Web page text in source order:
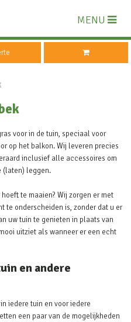
MENU
voor in de tuin, speciaal voor
op het balkon. Wij leveren precies
inclusief alle accessoires om
(laten) leggen.
te maaien? Wij zorgen er met
te onderscheiden is, zonder dat u er
uw tuin te genieten in plaats van
uitziet als wanneer er een echt
en andere
iedere tuin en voor iedere
een paar van de mogelijkheden